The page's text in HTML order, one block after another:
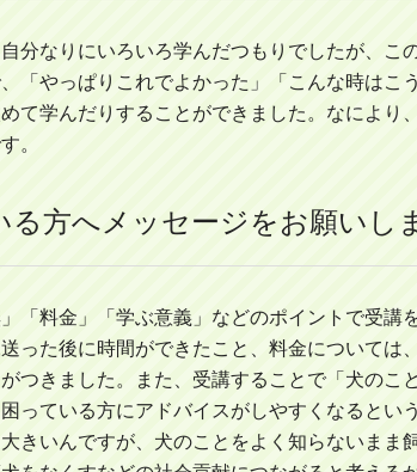
分なりにいろいろ学んだつもりでしたが、こ
「やっぱりこれでよかった」「こんな時はこ
て学んだりすることができました。なにより
。
方へメッセージをお願いし
「料金」「学ぶ意義」などのポイントで受講
った後に時間ができたこと、料金については
つきました。また、受講することで「犬のこ
っている方にアドバイスがしやすくなるとい
きいんですが、犬のことをよく知らないまま